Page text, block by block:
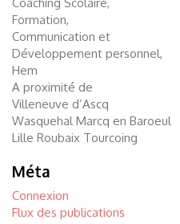
Formation,
Communication et
Développement personnel,
Hem
A proximité de
Villeneuve d’Ascq
Wasquehal Marcq en Baroeul
Lille Roubaix Tourcoing
Méta
Connexion
Flux des publications